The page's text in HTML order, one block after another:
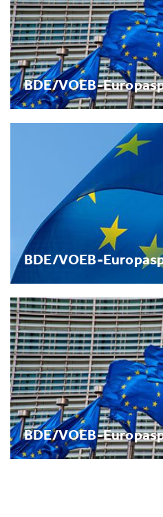
BDE/VOEB-
BDE/VOEB-
BDE/VOEB-